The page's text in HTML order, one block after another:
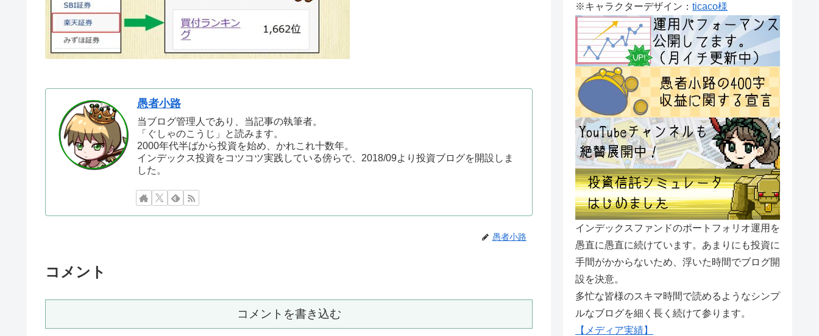
愚者小路
当ブログ管理人であり、当記事の執筆者。
「ぐしゃのこうじ」と読みます。
2000年代半ばから投資を始め、かれこれ十数年。
インデックス投資をコツコツ実践している傍らで、2018/09より投資ブログを開設しま
した。
愚者小路
コメント
コメントを書き込む
※キャラクターデザイン： ticaco様
インデックスファンドのポートフォリオ運用を
愚直に愚直に続けています。あまりにも投資に
手間がかからないため、浮いた時間でブログ開
設を決意。
多忙な皆様のスキマ時間で読めるようなシンプ
ルなブログを細く長く続けて参ります。
【メディア実績】